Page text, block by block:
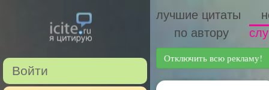
Войти
лучшие цитаты
по автору
Отключить всю рекламу!